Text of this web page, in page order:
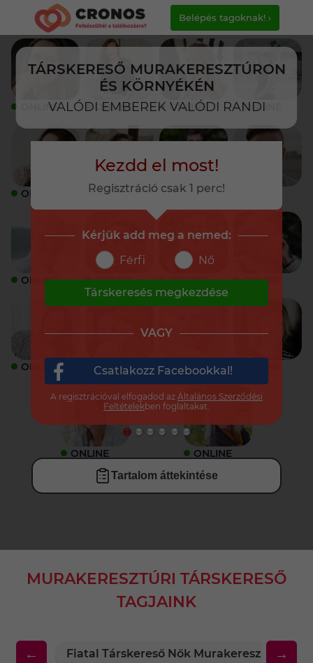
TÁRSKERESŐ MURAKERESZTÚRON
ÉS KÖRNYÉKÉN
VALÓDI EMBEREK VALÓDI RANDI
Belépés tagoknak! ›
ONLINE ONLINE ONLINE ONLINE
ONLINE ONLINE ONLINE
ONLINE ONLINE ONLINE ONLINE
ONLINE ONLINE ONLINE
ONLINE ONLINE
Tartalom áttekintése
MURAKERESZTÚRI TÁRSKERESŐ
TAGJAINK
← Fiatal Társkereső Nők Murakeresztúr→
Kezdd el most!
Regisztráció csak 1 perc!
Kérjük add meg a nemed:
Férfi
Nő
Társkeresés megkezdése
VAGY
Csatlakozz Facebookkal!
A regisztrációval elfogadod az Általános Szerződési
Feltételekben foglaltakat.